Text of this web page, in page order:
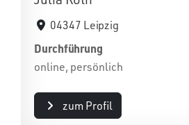
04347 Leipzig
Durchführung
online, persönlich
zum Profil